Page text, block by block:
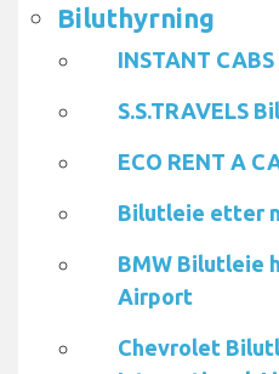
Biluthyrning
INSTANT
S.S.TRAVELS
ECO RENT A
Bilutleie etter
BMW Bilutleie
Airport
Chevrolet